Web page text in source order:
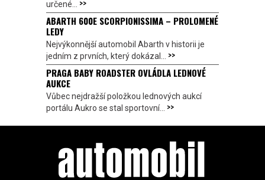
určené... >>
ABARTH 600E SCORPIONISSIMA – PROLOMENÉ
LEDY
Nejvýkonnější automobil Abarth v historii je
jedním z prvních, který dokázal... >>
PRAGA BABY ROADSTER OVLÁDLA LEDNOVÉ
AUKCE
Vůbec nejdražší položkou lednových aukcí
portálu Aukro se stal sportovní... >>